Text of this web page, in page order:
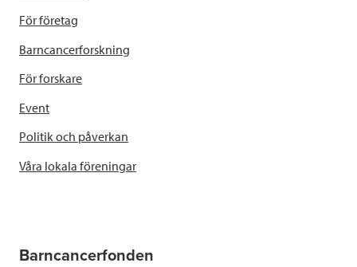
För företag
Barncancerforskning
För forskare
Event
Politik och påverkan
Våra lokala föreningar
Barncancerfonden